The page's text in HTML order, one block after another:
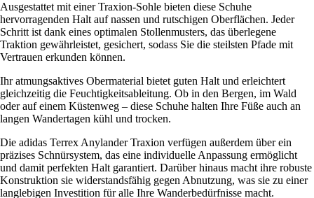
Ausgestattet mit einer Traxion-Sohle bieten diese Schuhe
hervorragenden Halt auf nassen und rutschigen Oberflächen. Jeder
Schritt ist dank eines optimalen Stollenmusters, das überlegene
Traktion gewährleistet, gesichert, sodass Sie die steilsten Pfade mit
Vertrauen erkunden können.
Ihr atmungsaktives Obermaterial bietet guten Halt und erleichtert
gleichzeitig die Feuchtigkeitsableitung. Ob in den Bergen, im Wald
oder auf einem Küstenweg – diese Schuhe halten Ihre Füße auch an
langen Wandertagen kühl und trocken.
Die adidas Terrex Anylander Traxion verfügen außerdem über ein
präzises Schnürsystem, das eine individuelle Anpassung ermöglicht
und damit perfekten Halt garantiert. Darüber hinaus macht ihre robuste
Konstruktion sie widerstandsfähig gegen Abnutzung, was sie zu einer
langlebigen Investition für alle Ihre Wanderbedürfnisse macht.